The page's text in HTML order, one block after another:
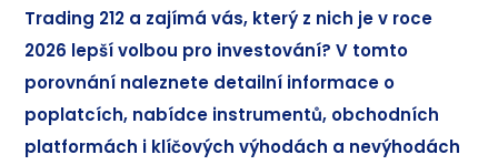
Trading 212 a zajímá vás, který z nich je v roce
2026 lepší volbou pro investování? V tomto
porovnání naleznete detailní informace o
poplatcích, nabídce instrumentů, obchodních
platformách i klíčových výhodách a nevýhodách